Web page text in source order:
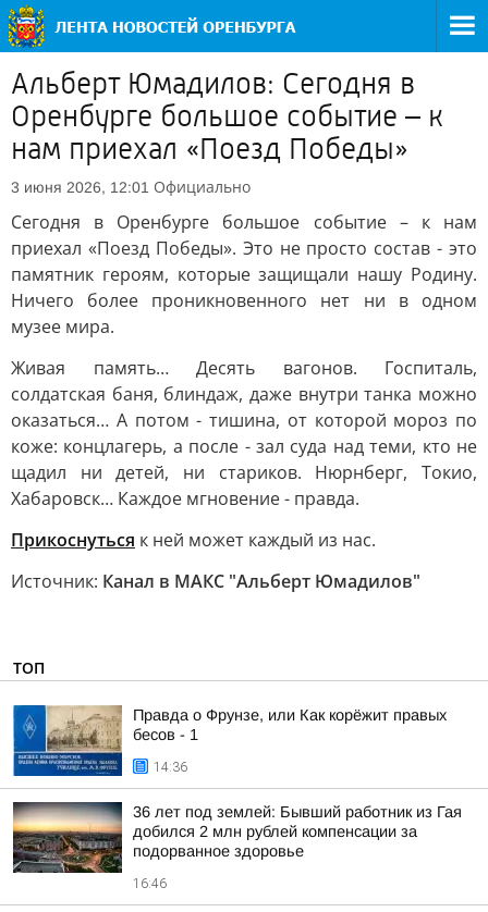
Альберт Юмадилов: Сегодня в
Оренбурге большое событие – к
нам приехал «Поезд Победы»
3 июня 2026, 12:01 Официально
Сегодня в Оренбурге большое событие – к нам
приехал «Поезд Победы». Это не просто состав - это
памятник героям, которые защищали нашу Родину.
Ничего более проникновенного нет ни в одном
музее мира.
Живая память… Десять вагонов. Госпиталь,
солдатская баня, блиндаж, даже внутри танка можно
оказаться… А потом - тишина, от которой мороз по
коже: концлагерь, а после - зал суда над теми, кто не
щадил ни детей, ни стариков. Нюрнберг, Токио,
Хабаровск… Каждое мгновение - правда.
Прикоснуться к ней может каждый из нас.
Источник: Канал в МАКС "Альберт Юмадилов"
ТОП
Правда о Фрунзе, или Как корёжит правых
бесов - 1
14:36
36 лет под землей: Бывший работник из Гая
добился 2 млн рублей компенсации за
подорванное здоровье
16:46